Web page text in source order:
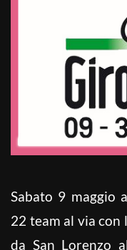
Sabato 9 maggio
22 team al via con
da San Lorenzo